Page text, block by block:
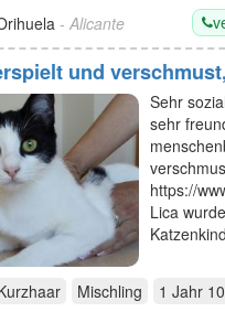
- Alicante
und
Sehr
sehr
https://
Lica
Mischling 1 Jahr